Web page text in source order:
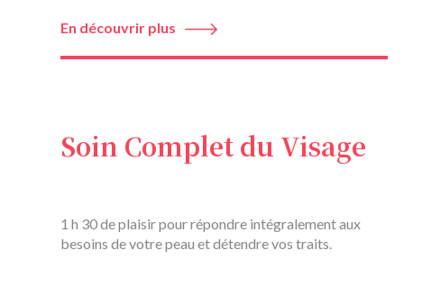
En découvrir plus
Soin Complet du Visage
1 h 30 de plaisir pour répondre intégralement aux
besoins de votre peau et détendre vos traits.